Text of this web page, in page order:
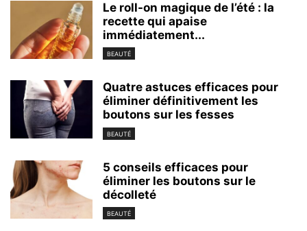
Le roll-on magique de l’été : la
recette qui apaise
immédiatement...
BEAUTÉ
Quatre astuces efficaces pour
éliminer définitivement les
boutons sur les fesses
BEAUTÉ
5 conseils efficaces pour
éliminer les boutons sur le
décolleté
BEAUTÉ